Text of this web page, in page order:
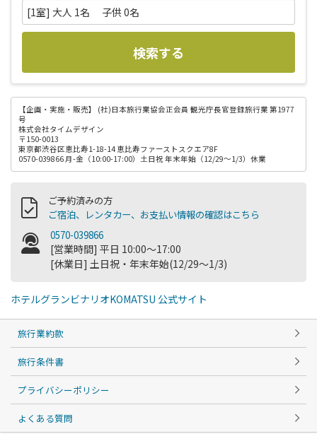
[1室] 大人 1名 子供 0名
検索する
【企画・実施・販売】
(社)日本旅行業協会正会員 観光庁長官登録旅行業 第1977
号
株式会社タイムデザイン
〒150-0013
東京都渋谷区恵比寿1-18-14 恵比寿ファーストスクエア8F
0570-039866 月-金（10:00-17:00）土日祝 年末年始（12/29～1/3）休業
ご予約済みの方
ご宿泊、レンタカー、お支払い情報の確認はこちら
0570-039866
[営業時間] 平日 10:00～17:00
[休業日] 土日祝・年末年始(12/29～1/3)
ホテルグランビナリオKOMATSU 公式サイト
旅行業約款
旅行条件書
プライバシーポリシー
よくある質問